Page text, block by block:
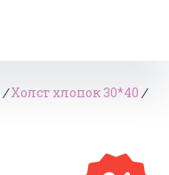
/Холст хлопок 30*40 /